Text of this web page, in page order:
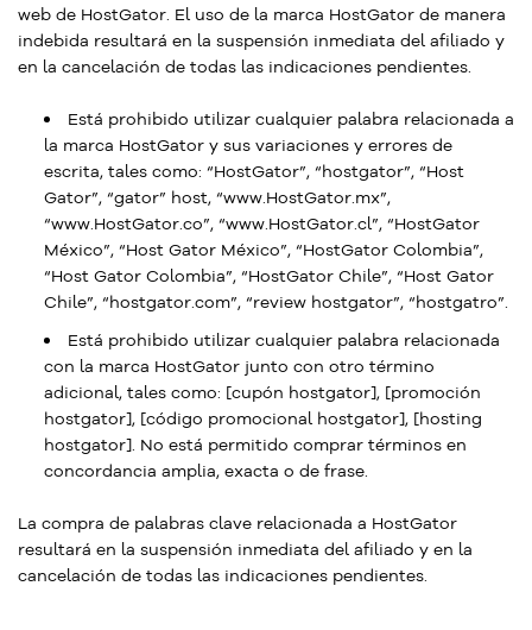
web de HostGator. El uso de la marca HostGator de manera
indebida resultará en la suspensión inmediata del afiliado y
en la cancelación de todas las indicaciones pendientes.
Está prohibido utilizar cualquier palabra relacionada a
la marca HostGator y sus variaciones y errores de
escrita, tales como: “HostGator”, “hostgator”, “Host
Gator”, “gator” host, “www.HostGator.mx”,
“www.HostGator.co”, “www.HostGator.cl”, “HostGator
México”, “Host Gator México”, “HostGator Colombia”,
“Host Gator Colombia”, “HostGator Chile”, “Host Gator
Chile”, “hostgator.com”, “review hostgator”, “hostgatro”.
Está prohibido utilizar cualquier palabra relacionada
con la marca HostGator junto con otro término
adicional, tales como: [cupón hostgator], [promoción
hostgator], [código promocional hostgator], [hosting
hostgator]. No está permitido comprar términos en
concordancia amplia, exacta o de frase.
La compra de palabras clave relacionada a HostGator
resultará en la suspensión inmediata del afiliado y en la
cancelación de todas las indicaciones pendientes.